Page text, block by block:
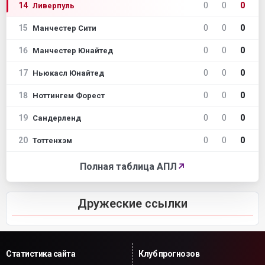
14 Ливерпуль 0 0 0
15 Манчестер Сити 0 0 0
16 Манчестер Юнайтед 0 0 0
17 Ньюкасл Юнайтед 0 0 0
18 Ноттингем Форест 0 0 0
19 Сандерленд 0 0 0
20 Тоттенхэм 0 0 0
Полная таблица АПЛ ↗
Дружеские ссылки
Статистика сайта
Клуб прогнозов